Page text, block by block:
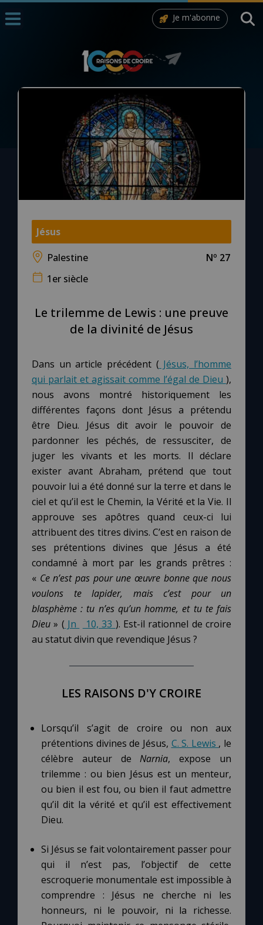
1000 Raisons de Croire
L'actualité de la semaine
La chaîne Youtube
La newsletter
La vidéo de la semaine
Le magazine
Le site internet
Questions-réponses
Prier au quotidien
Avec Thérèse de Lisieux
L'Évangile chaque jour
Les premiers samedis du mois
Marie qui défait les nœuds
Me consacrer à Jésus par Marie
Mes intentions de prière
Une neuvaine
À la une
1000 Raisons de Croire
Chapelet pour le monde
Contact
Faire un don
Marie de Nazareth
Je m'abonne
Jésus
Palestine
Nº 27
1er siècle
Le trilemme de Lewis : une preuve
de la divinité de Jésus
Dans un article précédent ( Jésus, l’homme
qui parlait et agissait comme l’égal de Dieu ),
nous avons montré historiquement les
différentes façons dont Jésus a prétendu
être Dieu. Jésus dit avoir le pouvoir de
pardonner les péchés, de ressusciter, de
juger les vivants et les morts. Il déclare
exister avant Abraham, prétend que tout
pouvoir lui a été donné sur la terre et dans le
ciel et qu’il est le Chemin, la Vérité et la Vie. Il
approuve ses apôtres quand ceux-ci lui
attribuent des titres divins. C’est en raison de
ses prétentions divines que Jésus a été
condamné à mort par les grands prêtres :
« Ce n’est pas pour une œuvre bonne que nous
voulons te lapider, mais c’est pour un
blasphème : tu n’es qu’un homme, et tu te fais
Dieu » ( Jn 10, 33 ). Est-il rationnel de croire
au statut divin que revendique Jésus ?
LES RAISONS D'Y CROIRE
Lorsqu’il s’agit de croire ou non aux
prétentions divines de Jésus, C. S. Lewis , le
célèbre auteur deNarnia, expose un
trilemme : ou bien Jésus est un menteur,
ou bien il est fou, ou bien il faut admettre
qu’il dit la vérité et qu’il est effectivement
Dieu.
Si Jésus se fait volontairement passer pour
qui il n’est pas, l’objectif de cette
escroquerie monumentale est impossible à
comprendre : Jésus ne cherche ni les
honneurs, ni le pouvoir, ni la richesse.